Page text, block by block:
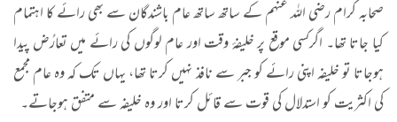
صحابہ کرام رضی اللہ عنہم کے ساتھ ساتھ عام باشندگان سے بھی رائے کا اہتمام
کیا جاتا تھا۔ اگرکسی موقع پر خلیفۂ وقت اور عام لوگوں کی رائے میں تعارُض پیدا
ہوجاتا تو خلیفہ اپنی رائے کو جبر سے نافذ نہیں کرتا تھا، یہاں تک کہ وہ عام مجمع
کی اکثریت کو استدلال کی قوت سے قائل کرتا اور وہ خلیفہ سے متفق ہوجاتے۔